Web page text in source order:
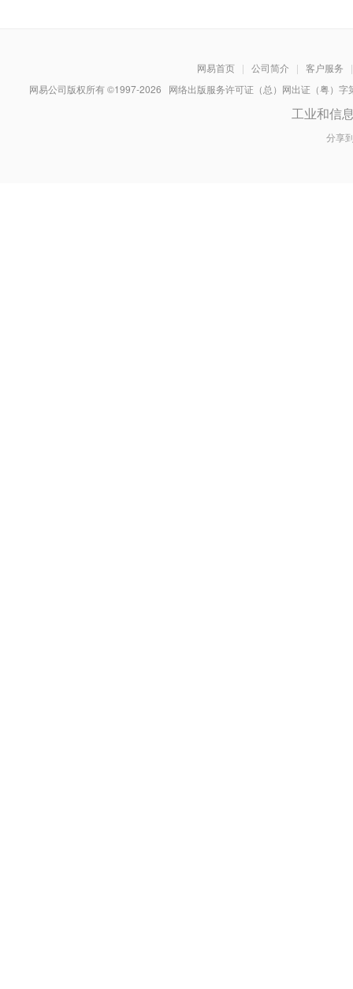
网易首页 | 公司简介 | 客户服务
|
网易公司版权所有 ©1997-2026 网络出版服务许可证（总）网出证（粤）
工业和信
分享